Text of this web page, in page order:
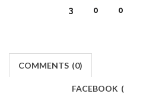
3 0 0
COMMENTS (0)
FACEBOOK (